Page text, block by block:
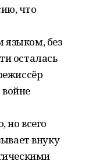
что
языком, без
осталась
но всего
внуку